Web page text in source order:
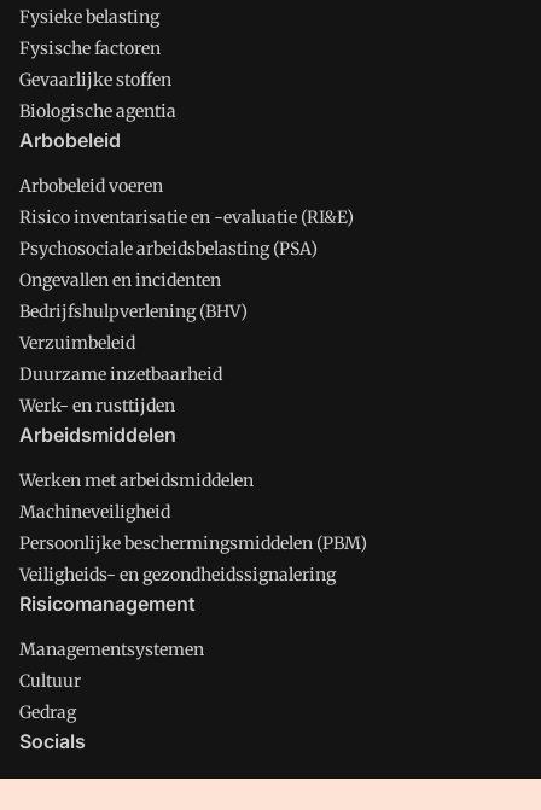
Fysieke belasting
Fysische factoren
Gevaarlijke stoffen
Biologische agentia
Arbobeleid
Arbobeleid voeren
Risico inventarisatie en -evaluatie (RI&E)
Psychosociale arbeidsbelasting (PSA)
Ongevallen en incidenten
Bedrijfshulpverlening (BHV)
Verzuimbeleid
Duurzame inzetbaarheid
Werk- en rusttijden
Arbeidsmiddelen
Werken met arbeidsmiddelen
Machineveiligheid
Persoonlijke beschermingsmiddelen (PBM)
Veiligheids- en gezondheidssignalering
Risicomanagement
Managementsystemen
Cultuur
Gedrag
Socials